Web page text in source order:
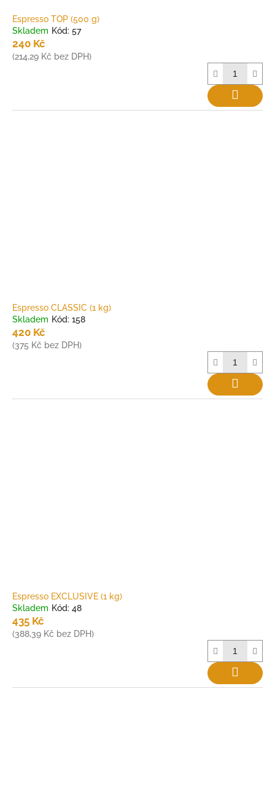
Espresso TOP (500 g)
Skladem Kód: 57
240 Kč
(214,29 Kč bez DPH)
Espresso CLASSIC (1 kg)
Skladem Kód: 158
420 Kč
(375 Kč bez DPH)
Espresso EXCLUSIVE (1 kg)
Skladem Kód: 48
435 Kč
(388,39 Kč bez DPH)